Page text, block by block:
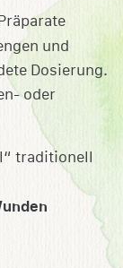
und
Dosierung.
oder
traditionell